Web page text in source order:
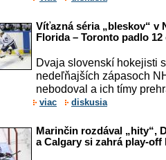
Víťazná séria „bleskov“ v
Florida – Toronto padlo
Dvaja slovenskí hokejisti
nedeľňajších zápasoch
nebodoval a ich tímy
viac diskusia
Marinčin rozdával „hity“,
a Calgary si zahrá play-off